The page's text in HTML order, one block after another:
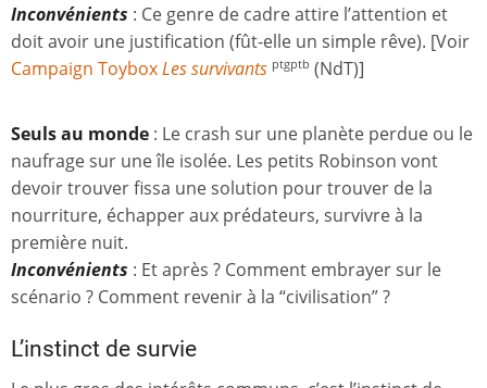
Inconvénients : Ce genre de cadre attire l’attention et
doit avoir une justification (fût-elle un simple rêve). [Voir
Campaign ToyboxLes survivants ptgptb (NdT)]
Seuls au monde : Le crash sur une planète perdue ou le
naufrage sur une île isolée. Les petits Robinson vont
devoir trouver fissa une solution pour trouver de la
nourriture, échapper aux prédateurs, survivre à la
première nuit.
Inconvénients : Et après ? Comment embrayer sur le
scénario ? Comment revenir à la “civilisation” ?
L’instinct de survie